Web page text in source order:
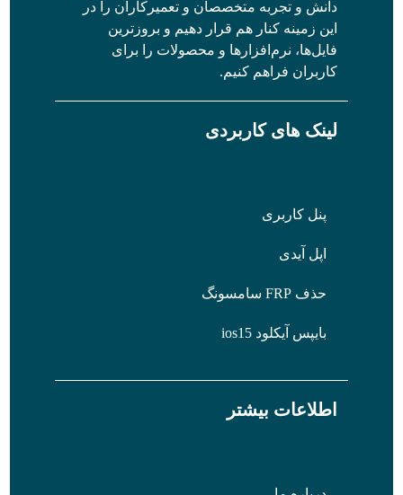
دانش و تجربه متخصصان و تعمیرکاران را در
این زمینه کنار هم قرار دهیم و بروزترین
فایل‌ها، نرم‌افزارها و محصولات را برای
کاربران فراهم کنیم.
لینک های کاربردی
پنل کاربری
اپل آیدی
حذف FRP سامسونگ
بایپس آیکلود ios15
اطلاعات بیشتر